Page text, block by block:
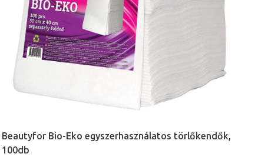
Beautyfor Bio-Eko egyszerhasználatos törlőkendők,
100db